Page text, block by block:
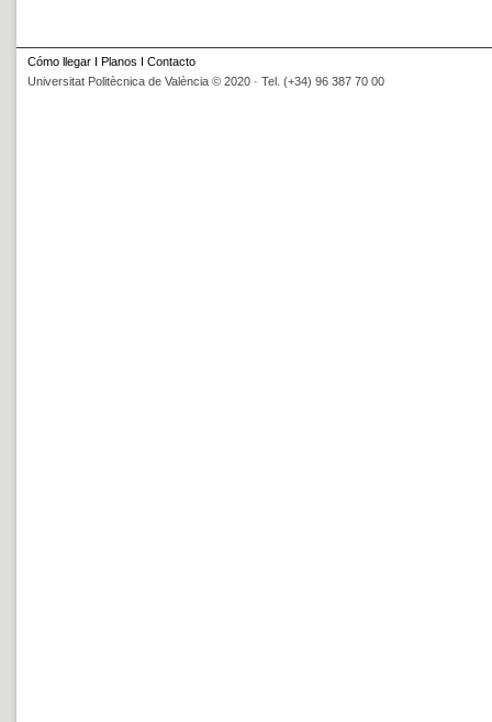
Cómo llegar I Planos I Contacto
Universitat Politècnica de València © 2020 · Tel. (+34) 96 387 70 00